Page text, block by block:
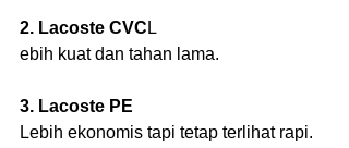
2. Lacoste CVC L
ebih kuat dan tahan lama.
3. Lacoste PE
Lebih ekonomis tapi tetap terlihat rapi.